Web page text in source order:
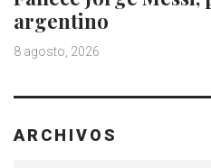
argentino
8 agosto, 2026
ARCHIVOS